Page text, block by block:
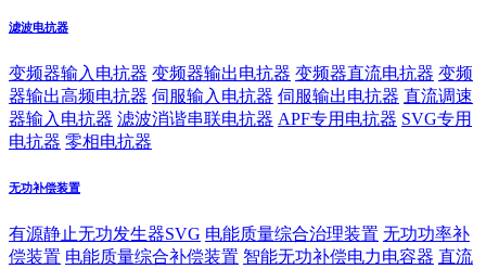
滤波电抗器
变频器输入电抗器 变频器输出电抗器 变频器直流电抗器 变频
器输出高频电抗器 伺服输入电抗器 伺服输出电抗器 直流调速
器输入电抗器 滤波消谐串联电抗器 APF专用电抗器 SVG专用
电抗器 零相电抗器
无功补偿装置
有源静止无功发生器SVG 电能质量综合治理装置 无功功率补
偿装置 电能质量综合补偿装置 智能无功补偿电力电容器 直流